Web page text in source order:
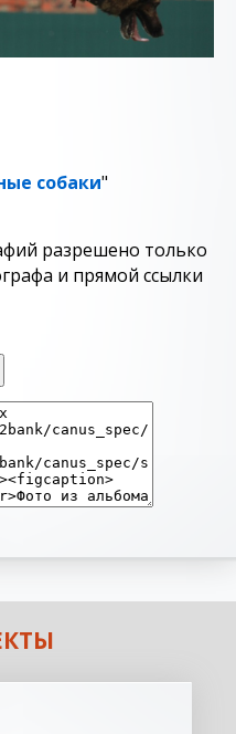
собаки"
разрешено только
и прямой ссылки